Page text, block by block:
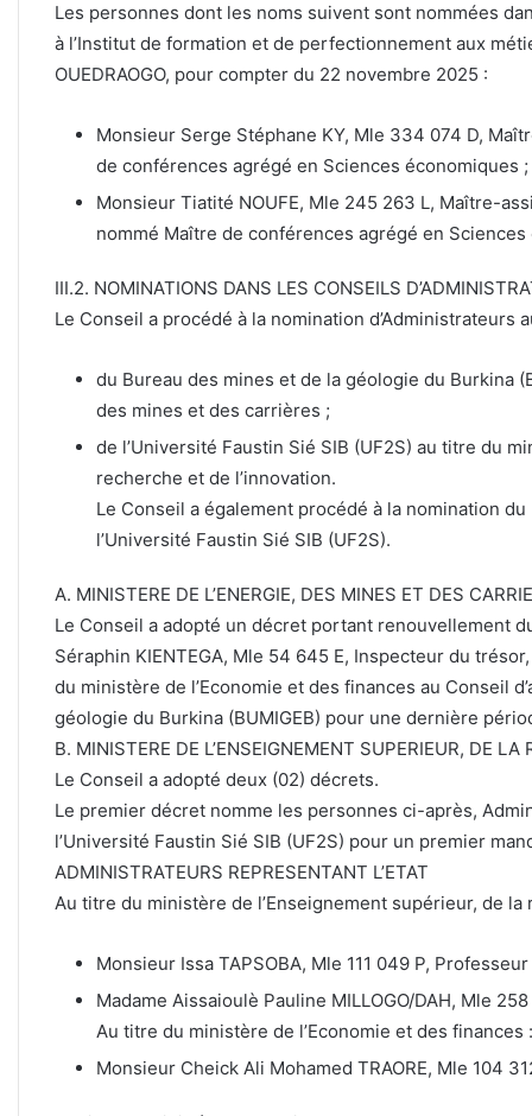
Les personnes dont les noms suivent sont nommées
à l’Institut de formation et de perfectionnement aux
OUEDRAOGO, pour compter du 22 novembre 2025 :
Monsieur Serge Stéphane KY, Mle 334 074 D,
de conférences agrégé en Sciences économiques ;
Monsieur Tiatité NOUFE, Mle 245 263 L, Maître-
nommé Maître de conférences agrégé en
III.2. NOMINATIONS DANS LES CONSEILS
Le Conseil a procédé à la nomination d’Administrateurs
du Bureau des mines et de la géologie du Burkina
des mines et des carrières ;
de l’Université Faustin Sié SIB (UF2S) au titre du
recherche et de l’innovation.
Le Conseil a également procédé à la nomination
l’Université Faustin Sié SIB (UF2S).
A. MINISTERE DE L’ENERGIE, DES MINES ET DES
Le Conseil a adopté un décret portant renouvellement
Séraphin KIENTEGA, Mle 54 645 E, Inspecteur du
du ministère de l’Economie et des finances au Conseil
géologie du Burkina (BUMIGEB) pour une dernière
B. MINISTERE DE L’ENSEIGNEMENT SUPERIEUR, DE LA
Le Conseil a adopté deux (02) décrets.
Le premier décret nomme les personnes ci-après,
l’Université Faustin Sié SIB (UF2S) pour un premier
ADMINISTRATEURS REPRESENTANT L’ETAT
Au titre du ministère de l’Enseignement supérieur, de la
Monsieur Issa TAPSOBA, Mle 111 049 P,
Madame Aissaioulè Pauline MILLOGO/DAH, Mle
Au titre du ministère de l’Economie et des finances :
Monsieur Cheick Ali Mohamed TRAORE, Mle 104